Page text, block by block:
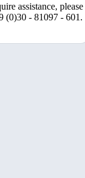
assistance, please
(0)30 - 81097 - 601.